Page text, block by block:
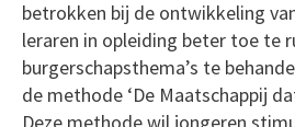
betrokken bij de ontwikkeling
leraren in opleiding beter toe te
burgerschapsthema’s te
de methode ‘De Maatschappij
Deze methode wil jongeren